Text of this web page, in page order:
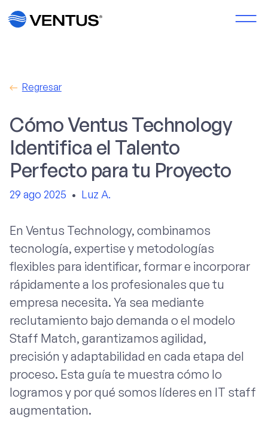
Regresar
Cómo Ventus Technology
Identifica el Talento
Perfecto para tu Proyecto
29 ago 2025 • Luz A.
En Ventus Technology, combinamos
tecnología, expertise y metodologías
flexibles para identificar, formar e incorporar
rápidamente a los profesionales que tu
empresa necesita. Ya sea mediante
reclutamiento bajo demanda o el modelo
Staff Match, garantizamos agilidad,
precisión y adaptabilidad en cada etapa del
proceso. Esta guía te muestra cómo lo
logramos y por qué somos líderes en IT staff
augmentation.